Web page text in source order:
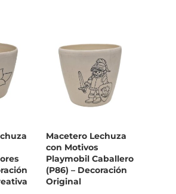
Macetero Lechuza
con Motivos
Playmobil Caballero
(P86) – Decoración
Original